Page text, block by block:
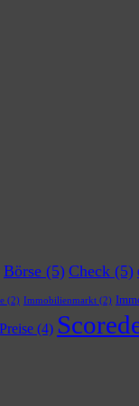
Börse (5) Check (5)
(2) Immobilienmarkt (2)
Preise (4)